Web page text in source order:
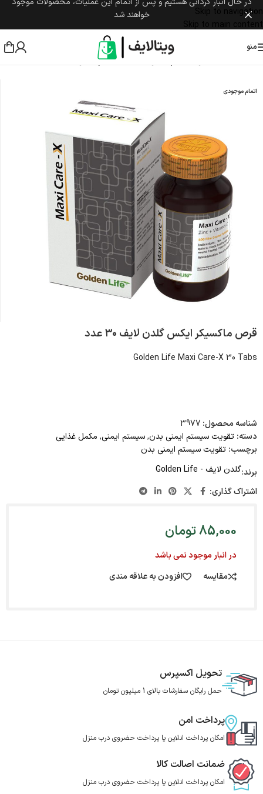
Skip to navigation
Skip to main content
خواهند شد
منو
تقویت سیستم ایمنی بدن
اتمام موجودی
قرص ماکسیکر ایکس گلدن لایف ۳۰ عدد
Golden Life Maxi Care-X 30 Tabs
شناسه محصول: 3977
دسته: تقویت سیستم ایمنی بدن,سیستم ایمنی, مکمل غذایی
برچسب: تقویت سیستم ایمنی بدن
برند:گلدن لایف - Golden Life
اشتراک گذاری:
85,000تومان
در انبار موجود نمی باشد
مقایسه
افزودن به علاقه مندی
تحویل اکسپرس
حمل رایگان سفارشات بالای 1 میلیون تومان
پرداخت امن
امکان پرداخت انلاین یا پرداخت حضروی درب منزل
ضمانت اصالت کالا
امکان پرداخت انلاین یا پرداخت حضروی درب منزل